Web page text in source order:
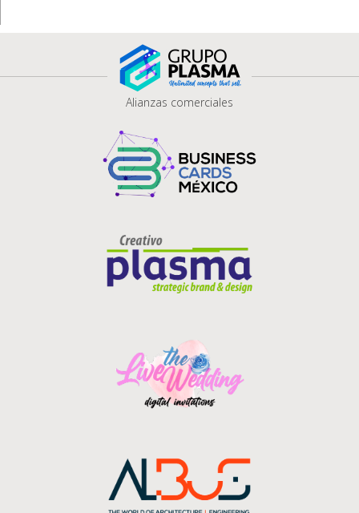
Alianzas comerciales